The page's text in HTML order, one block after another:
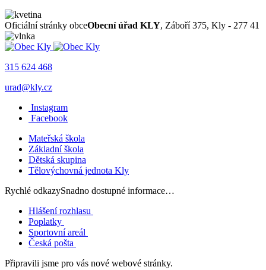
Oficiální stránky obceObecní úřad KLY, Záboří 375, Kly - 277 41
315 624 468
urad@kly.cz
Instagram
Facebook
Mateřská škola
Základní škola
Dětská skupina
Tělovýchovná jednota Kly
Rychlé odkazySnadno dostupné informace…
Hlášení rozhlasu
Poplatky
Sportovní areál
Česká pošta
Připravili jsme pro vás nové webové stránky.